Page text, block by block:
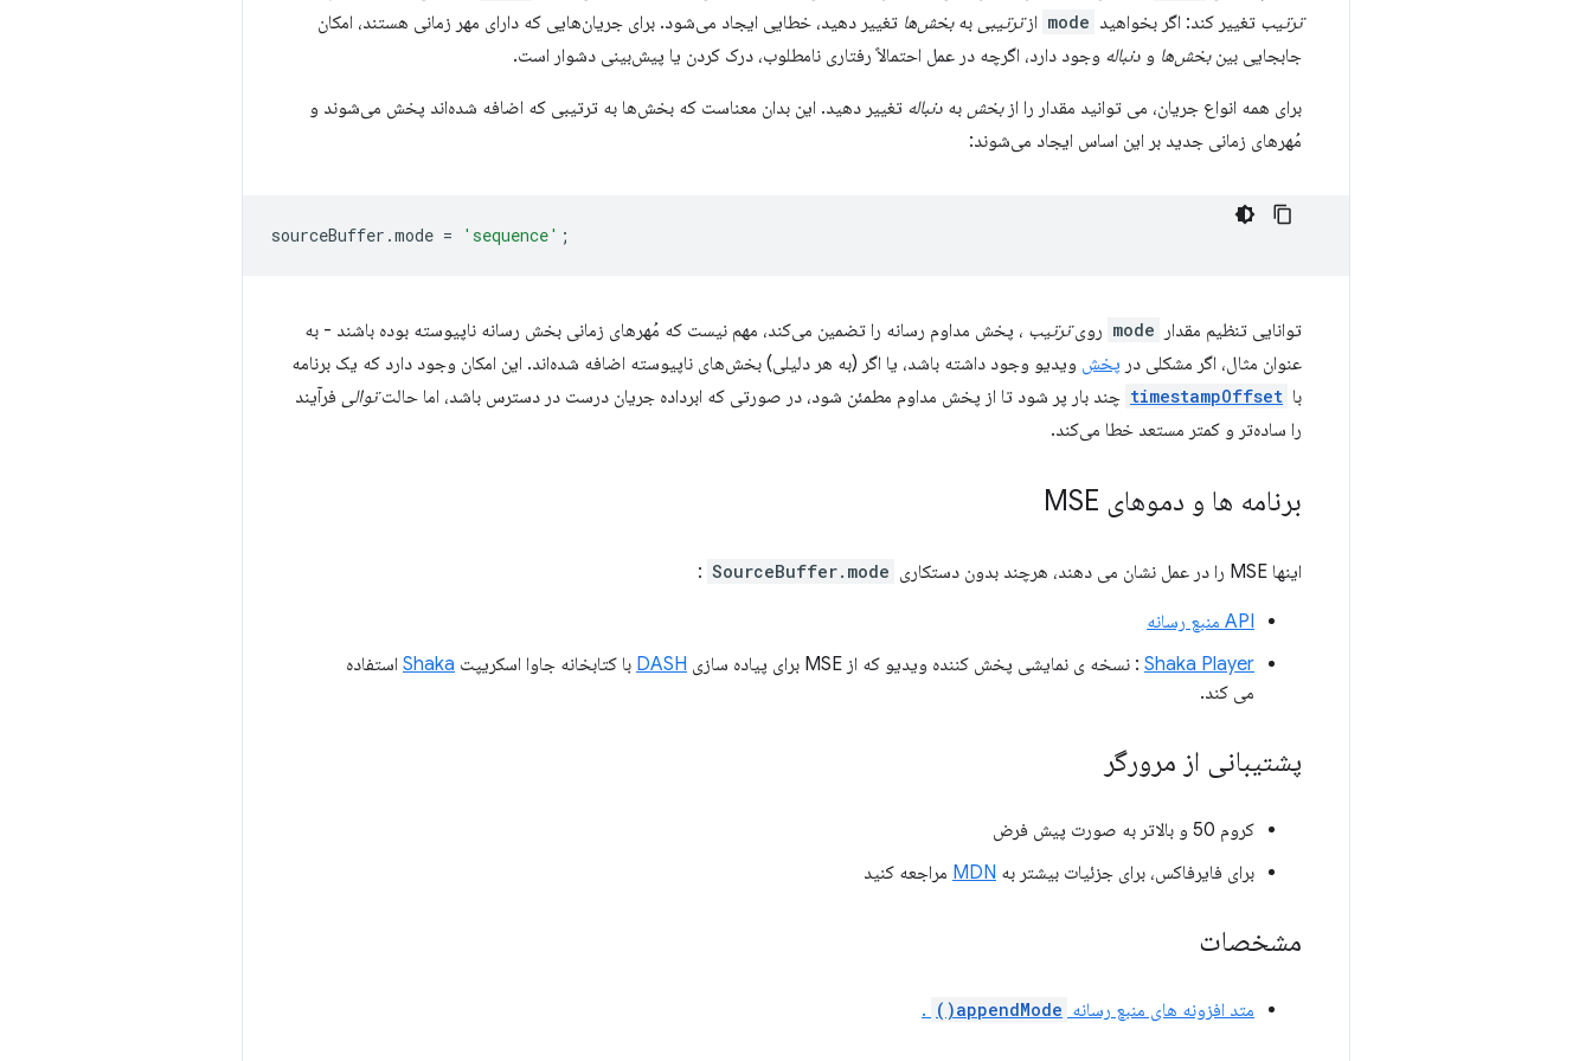
ترتیب تغییر کند: اگر بخواهید mode ازترتیبی بهبخش‌ها تغییر دهید، خطایی ایجاد می‌شود. برای جریان‌هایی که دارای مهر زمانی هستند، امکان
جابجایی بینبخش‌ها و دنباله وجود دارد، اگرچه در عمل احتمالاً رفتاری نامطلوب، درک کردن یا پیش‌بینی دشوار است.
برای همه انواع جریان، می توانید مقدار را ازبخش به دنباله تغییر دهید. این بدان معناست که بخش‌ها به ترتیبی که اضافه شده‌اند پخش می‌شوند و
مُهرهای زمانی جدید بر این اساس ایجاد می‌شوند:
sourceBuffer .mode = 'sequence' ;
توانایی تنظیم مقدار mode رویترتیب ، پخش مداوم رسانه را تضمین می‌کند، مهم نیست که مُهرهای زمانی بخش رسانه ناپیوسته بوده باشند - به
عنوان مثال، اگر مشکلی در پخش ویدیو وجود داشته باشد، یا اگر (به هر دلیلی) بخش‌های ناپیوسته اضافه شده‌اند. این امکان وجود دارد که یک برنامه
با timestampOffset چند بار پر شود تا از پخش مداوم مطمئن شود، در صورتی که ابرداده جریان درست در دسترس باشد، اما حالتتوالی فرآیند
را ساده‌تر و کمتر مستعد خطا می‌کند.
برنامه ها و دموهای MSE
اینها MSE را در عمل نشان می دهند، هرچند بدون دستکاری SourceBuffer.mode
:
API منبع رسانه
Shaka Player : نسخه ی نمایشی پخش کننده ویدیو که از MSE برای پیاده سازی DASH با کتابخانه جاوا اسکریپت Shaka استفاده
می کند.
پشتیبانی از مرورگر
کروم 50 و بالاتر به صورت پیش فرض
برای فایرفاکس، برای جزئیات بیشتر به MDN مراجعه کنید
مشخصات
متد افزونه های منبع رسانه appendMode()
.